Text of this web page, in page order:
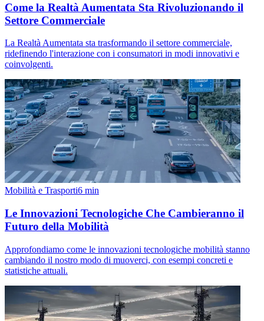
Come la Realtà Aumentata Sta Rivoluzionando il
Settore Commerciale
La Realtà Aumentata sta trasformando il settore commerciale,
ridefinendo l'interazione con i consumatori in modi innovativi e
coinvolgenti.
Mobilità e Trasporti6 min
Le Innovazioni Tecnologiche Che Cambieranno il
Futuro della Mobilità
Approfondiamo come le innovazioni tecnologiche mobilità stanno
cambiando il nostro modo di muoverci, con esempi concreti e
statistiche attuali.